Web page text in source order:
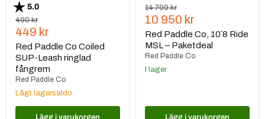
Betyg:
5.0
Ursprungspris
490 kr
Nuvarande
pris
449 kr
Red Paddle Co Coiled
SUP-Leash ringlad
fångrem
Red Paddle Co
Lågt lagersaldo
Lägg i varukorgen
Ursprungspris
14 700 kr
Nuvarande
pris
10 950 kr
Red Paddle Co, 10´8 Ride
MSL – Paketdeal
Red Paddle Co
I lager
Lägg i varukorgen